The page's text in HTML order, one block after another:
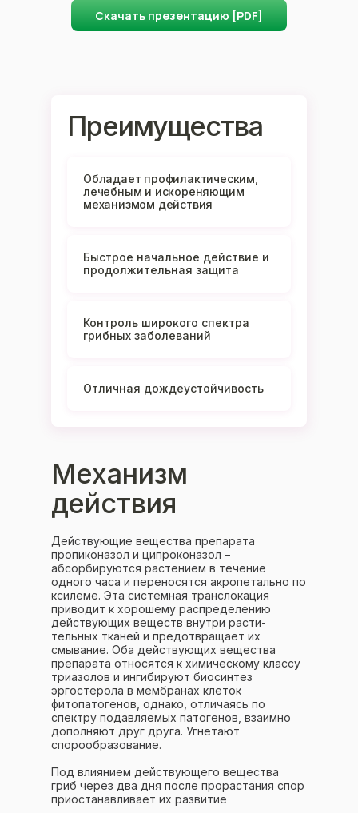
Скачать презентацию [PDF]
Преимущества
Обладает профилактическим,
лечебным и искореняющим
механизмом действия
Быстрое начальное действие и
продолжительная защита
Контроль широкого спектра
грибных заболеваний
Отличная дождеустойчивость
Механизм
действия
Действующие вещества препарата
пропиконазол и ципроконазол –
абсорбируются растением в течение
одного часа и переносятся акропетально по
ксилеме. Эта системная транслокация
приводит к хорошему распределению
действующих веществ внутри расти-
тельных тканей и предотвращает их
смывание. Оба действующих вещества
препарата относятся к химическому классу
триазолов и ингибируют биосинтез
эргостерола в мембранах клеток
фитопатогенов, однако, отличаясь по
спектру подавляемых патогенов, взаимно
дополняют друг друга. Угнетают
спорообразование.
Под влиянием действующего вещества
гриб через два дня после прорастания спор
приостанавливает их развитие